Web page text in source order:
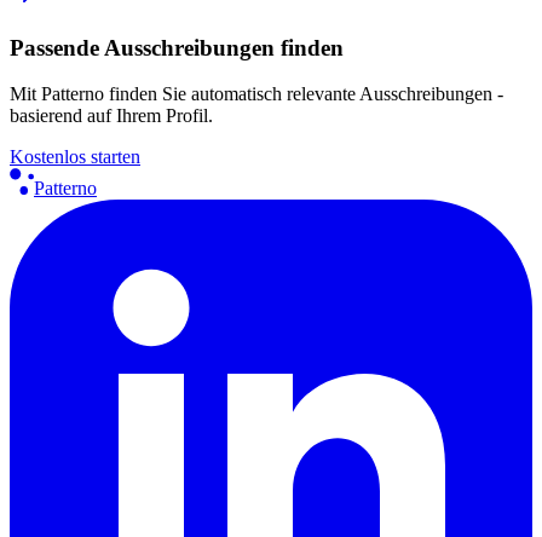
Passende Ausschreibungen finden
Mit Patterno finden Sie automatisch relevante Ausschreibungen -
basierend auf Ihrem Profil.
Kostenlos starten
Patterno